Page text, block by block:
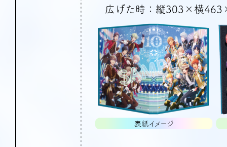
広げた時：縦303×横